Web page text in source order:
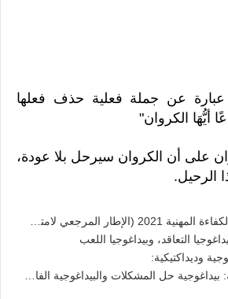
عبارة عن جملة فعلية حذف فعلها
أيُّهَا الكروان"
على أن الكروان سيرحل بلا عودة،
الرحيل.
الكفاءة المهنية 2021) جميع المواد
التعاقد، وبيداغوجيا اللعب
وديداكتيكية:
بيداغوجية حل المشكلات والبيداغوجية الفارقية.